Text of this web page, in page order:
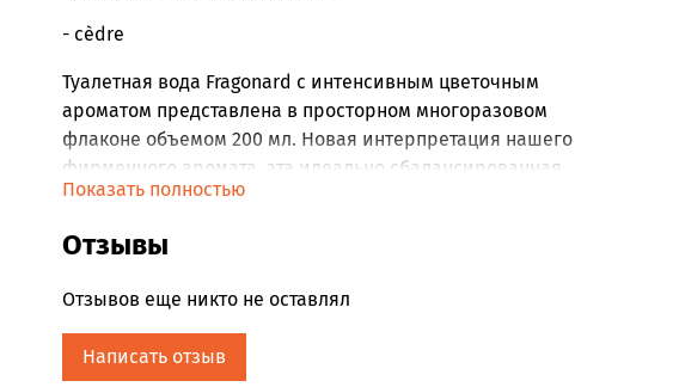
- cèdre
Туалетная вода Fragonard с интенсивным цветочным
ароматом представлена ​​в просторном многоразовом
флаконе объемом 200 мл. Новая интерпретация нашего
фирменного аромата, эта идеально сбалансированная
туалетная вода раскрывается букетом весенних цветов в
цветочной туалетной воде, в которой сияет сладость
ноткой.
Показать полностью
Отзывы
Отзывов еще никто не оставлял
Написать отзыв